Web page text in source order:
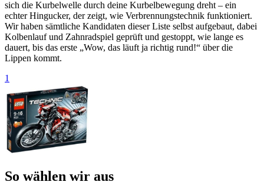
sich die Kurbel­welle durch deine Kurbel­bewegung dreht – ein
echter Hingucker, der zeigt, wie Verbrennungs­technik funktioniert.
Wir haben sämtliche Kandidaten dieser Liste selbst aufgebaut, dabei
Kolben­lauf und Zahnrad­spiel geprüft und gestoppt, wie lange es
dauert, bis das erste „Wow, das läuft ja richtig rund!“ über die
Lippen kommt.
1
So wählen wir aus